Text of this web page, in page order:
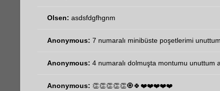
Olsen: asdsfdgfhgnm
Anonymous: 7 numaralı minibüste poşetlerimi
Anonymous: 4 numaralı dolmuşta montumu unuttum
Anonymous: 👏👏👏👏👏🧿🍀❤️❤️❤️❤️❤️